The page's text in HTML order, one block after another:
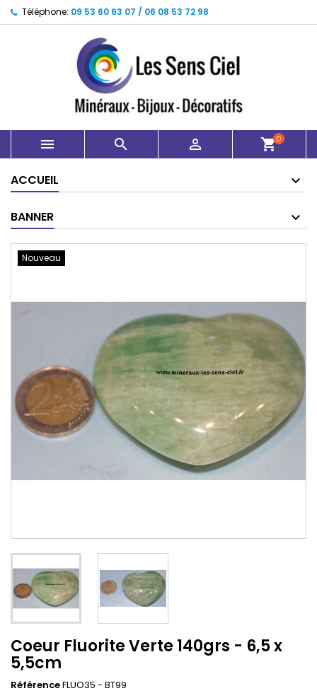
Téléphone: 09 53 60 63 07 / 06 08 53 72 98
   shopping_cart0
ACCUEIL
BANNER
Nouveau
Coeur Fluorite Verte 140grs - 6,5 x
5,5cm
RéférenceFLUO35 - BT99